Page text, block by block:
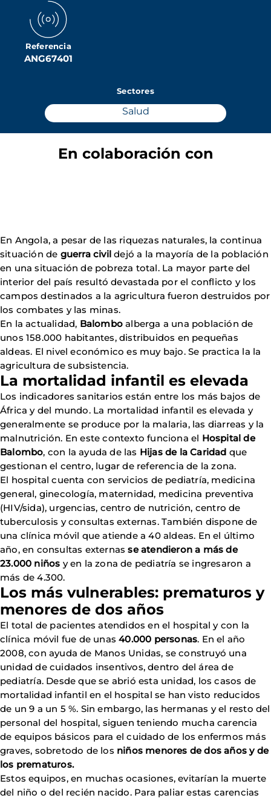
Referencia
ANG67401
Sectores
Salud
En colaboración con
En Angola, a pesar de las riquezas naturales, la continua
situación de guerra civil dejó a la mayoría de la población
en una situación de pobreza total. La mayor parte del
interior del país resultó devastada por el conflicto y los
campos destinados a la agricultura fueron destruidos por
los combates y las minas.
En la actualidad, Balombo alberga a una población de
unos 158.000 habitantes, distribuidos en pequeñas
aldeas. El nivel económico es muy bajo. Se practica la la
agricultura de subsistencia.
La mortalidad infantil es elevada
Los indicadores sanitarios están entre los más bajos de
África y del mundo. La mortalidad infantil es elevada y
generalmente se produce por la malaria, las diarreas y la
malnutrición. En este contexto funciona el Hospital de
Balombo, con la ayuda de las Hijas de la Caridad que
gestionan el centro, lugar de referencia de la zona.
El hospital cuenta con servicios de pediatría, medicina
general, ginecología, maternidad, medicina preventiva
(HIV/sida), urgencias, centro de nutrición, centro de
tuberculosis y consultas externas. También dispone de
una clínica móvil que atiende a 40 aldeas. En el último
año, en consultas externasse atendieron a más de
23.000 niños y en la zona de pediatría se ingresaron a
más de 4.300.
Los más vulnerables: prematuros y
menores de dos años
El total de pacientes atendidos en el hospital y con la
clínica móvil fue de unas40.000 personas. En el año
2008, con ayuda de Manos Unidas, se construyó una
unidad de cuidados insentivos, dentro del área de
pediatría. Desde que se abrió esta unidad, los casos de
mortalidad infantil en el hospital se han visto reducidos
de un 9 a un 5 %. Sin embargo, las hermanas y el resto del
personal del hospital, siguen teniendo mucha carencia
de equipos básicos para el cuidado de los enfermos más
graves, sobretodo de los niños menores de dos años y de
los prematuros.
Estos equipos, en muchas ocasiones, evitarían la muerte
del niño o del recién nacido. Para paliar estas carencias